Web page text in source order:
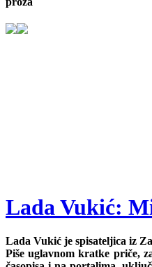
Lada Vukić:
Lada Vukić je spisateljica iz
Piše uglavnom kratke priče,